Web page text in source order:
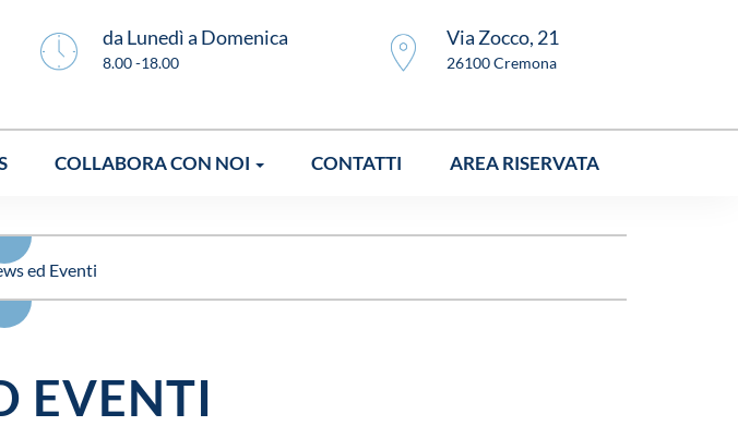
Via Zocco, 21
26100 Cremona
da Lunedì a Domenica
8.00 -18.00
COLLABORA CON NOI CONTATTI AREA RISERVATA
ed Eventi
EVENTI